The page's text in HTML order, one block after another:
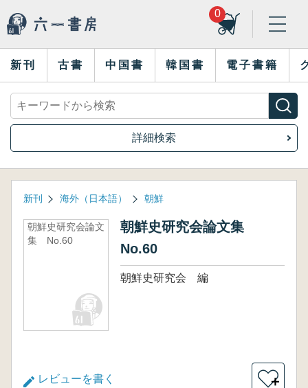
0
新刊 古書 中国書 韓国書 電子書籍
詳細検索
新刊 海外（日本語） 朝鮮
朝鮮史研究会論文
集 No.60
朝鮮史研究会論文集
No.60
朝鮮史研究会 編
レビューを書く ＋